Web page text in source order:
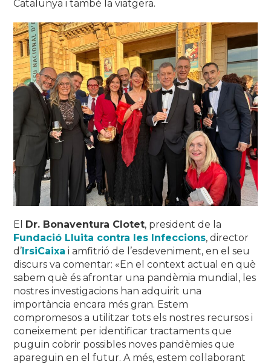
Catalunya i també la viatgera.
El Dr. Bonaventura Clotet, president de la
Fundació Lluita contra les Infeccions, director
d’IrsiCaixa i amfitrió de l’esdeveniment, en el seu
discurs va comentar: «En el context actual en què
sabem què és afrontar una pandèmia mundial, les
nostres investigacions han adquirit una
importància encara més gran. Estem
compromesos a utilitzar tots els nostres recursos i
coneixement per identificar tractaments que
puguin cobrir possibles noves pandèmies que
apareguin en el futur. A més, estem col·laborant